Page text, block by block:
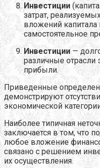
Инвестиции
затрат,
вложений
самостоятельное
Инвестиции —
различные
прибыли.
Приведенные
демонстрируют
экономической
Наиболее типичная
заключается в том, что
любое вложение
связано с решением
их осуществления.